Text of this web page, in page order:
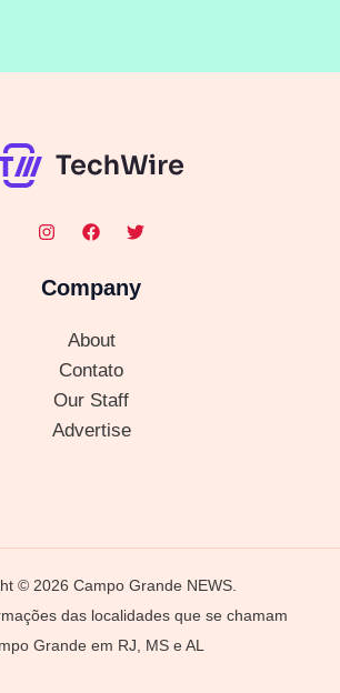
Company
About
Contato
Our Staff
Advertise
© 2026 Campo Grande NEWS.
das localidades que se chamam
Grande em RJ, MS e AL